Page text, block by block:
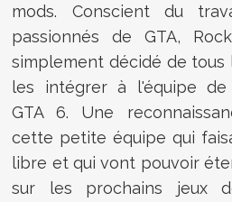
mods. Conscient du
passionnés de GTA,
simplement décidé de tous
les intégrer à l'équipe
GTA 6. Une
cette petite équipe qui
libre et qui vont pouvoir
sur les prochains jeux